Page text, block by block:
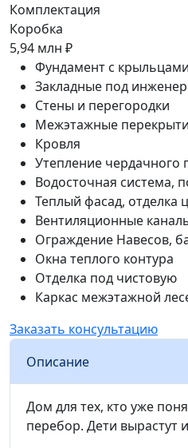
Комплектация
Коробка
5,94 млн ₽
Фундамент с крыльцами
Закладные под
Стены и перегородки
Межэтажные
Кровля
Утепление чердачного
Водосточная система,
Теплый фасад, отделка
Вентиляционные
Ограждение Навесов,
Окна теплого контура
Отделка под чистовую
Каркас межэтажной
Заказать консультацию
Описание
Дом для тех, кто уже
перебор. Дети вырастут и